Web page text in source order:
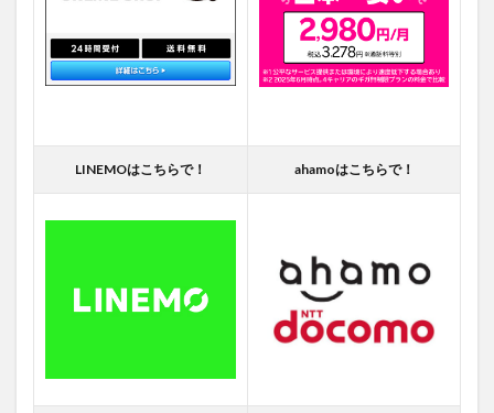
LINEMOはこちらで！ ahamoはこちらで！